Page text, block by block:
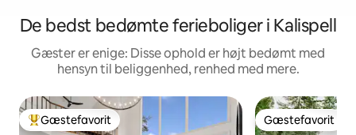
De bedst bedømte ferieboliger i Kalispell
Gæster er enige: Disse ophold er højt bedømt med
hensyn til beliggenhed, renhed med mere.
Bedste gæstefavorit
Gæstefavorit Gæstefavorit
Gæstefavorit